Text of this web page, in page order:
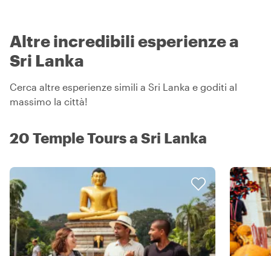
Altre incredibili esperienze a
Sri Lanka
Cerca altre esperienze simili a Sri Lanka e goditi al
massimo la città!
20 Temple Tours a Sri Lanka